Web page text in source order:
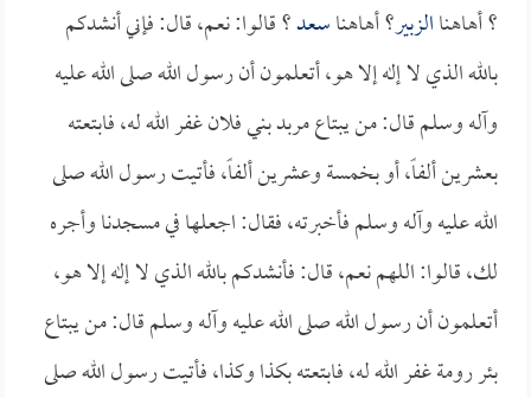
؟ أهاهناالزبير؟ أهاهناسعد؟ قالوا: نعم، قال: فإني أنشدكم
بالله الذي لا إله إلا هو، أتعلمون أن رسول الله صلى الله عليه
وآله وسلم قال: من يبتاع مربد بني فلان غفر الله له، فابتعته
بعشرين ألفاً، أو بخمسة وعشرين ألفاً، فأتيت رسول الله صلى
الله عليه وآله وسلم فأخبرته، فقال: اجعلها في مسجدنا وأجره
لك، قالوا: اللهم نعم، قال: فأنشدكم بالله الذي لا إله إلا هو،
أتعلمون أن رسول الله صلى الله عليه وآله وسلم قال: من يبتاع
بئر رومة غفر الله له، فابتعته بكذا وكذا، فأتيت رسول الله صلى